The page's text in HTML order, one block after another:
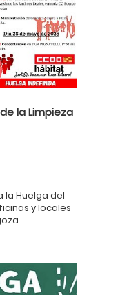
la Limpieza
la Huelga del
y locales